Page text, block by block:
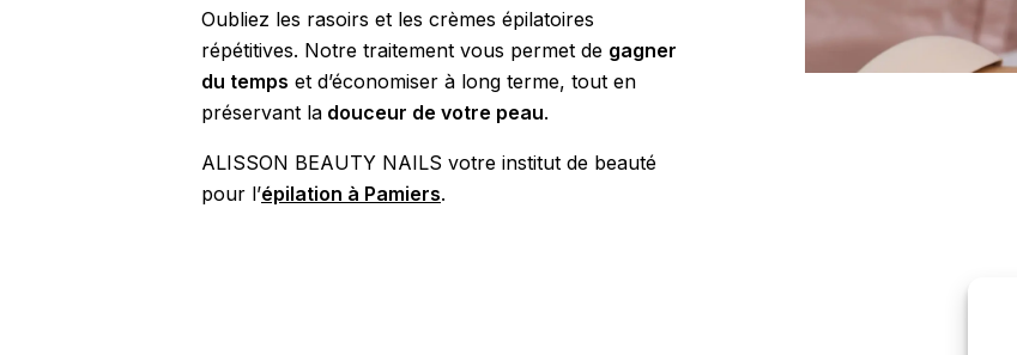
Oubliez les rasoirs et les crèmes épilatoires
répétitives. Notre traitement vous permet de gagner
du temps et d’économiser à long terme, tout en
préservant la douceur de votre peau.
ALISSON BEAUTY NAILS votre institut de beauté
pour l’épilation à Pamiers.